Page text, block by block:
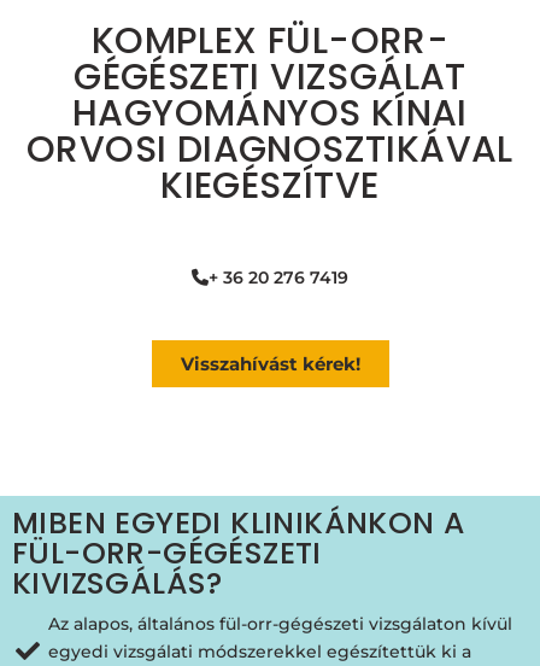
KOMPLEX FÜL-ORR-
GÉGÉSZETI VIZSGÁLAT
HAGYOMÁNYOS KÍNAI
ORVOSI DIAGNOSZTIKÁVAL
KIEGÉSZÍTVE
+ 36 20 276 7419
Visszahívást kérek!
MIBEN EGYEDI KLINIKÁNKON A
FÜL-ORR-GÉGÉSZETI
KIVIZSGÁLÁS?
Az alapos, általános fül-orr-gégészeti vizsgálaton kívül
egyedi vizsgálati módszerekkel egészítettük ki a